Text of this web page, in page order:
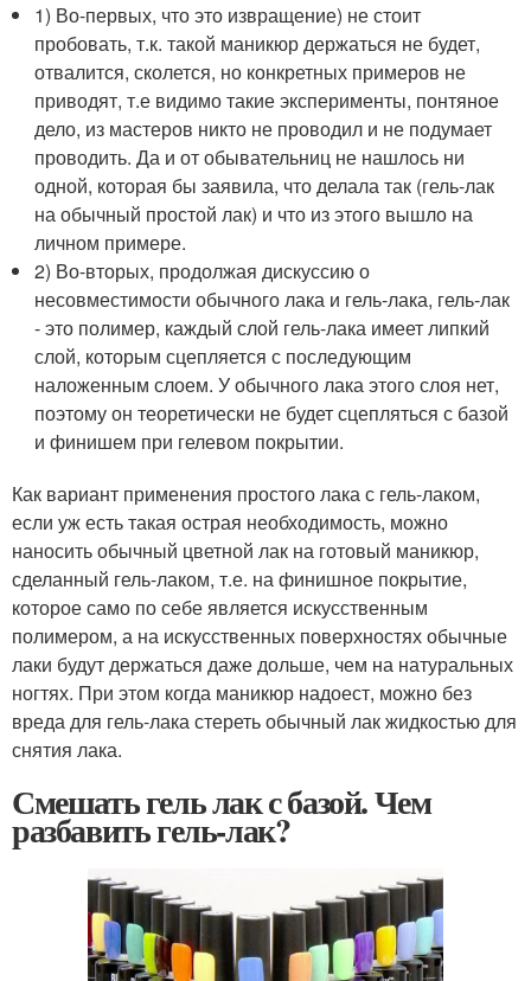
1) Во-первых, что это извращение) не стоит
пробовать, т.к. такой маникюр держаться не будет,
отвалится, сколется, но конкретных примеров не
приводят, т.е видимо такие эксперименты, понтяное
дело, из мастеров никто не проводил и не подумает
проводить. Да и от обывательниц не нашлось ни
одной, которая бы заявила, что делала так (гель-лак
на обычный простой лак) и что из этого вышло на
личном примере.
2) Во-вторых, продолжая дискуссию о
несовместимости обычного лака и гель-лака, гель-лак
- это полимер, каждый слой гель-лака имеет липкий
слой, которым сцепляется с последующим
наложенным слоем. У обычного лака этого слоя нет,
поэтому он теоретически не будет сцепляться с базой
и финишем при гелевом покрытии.
Как вариант применения простого лака с гель-лаком,
если уж есть такая острая необходимость, можно
наносить обычный цветной лак на готовый маникюр,
сделанный гель-лаком, т.е. на финишное покрытие,
которое само по себе является искусственным
полимером, а на искусственных поверхностях обычные
лаки будут держаться даже дольше, чем на натуральных
ногтях. При этом когда маникюр надоест, можно без
вреда для гель-лака стереть обычный лак жидкостью для
снятия лака.
Смешать гель лак с базой. Чем
разбавить гель-лак?